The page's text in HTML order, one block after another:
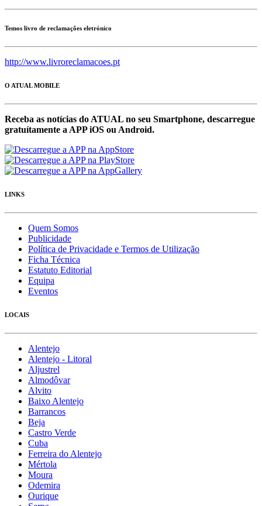
Temos livro de reclamações eletrónico
http://www.livroreclamacoes.pt
O ATUAL MOBILE
Receba as notícias do ATUAL no seu Smartphone, descarregue
gratuítamente a APP iOS ou Android.
LINKS
Quem Somos
Publicidade
Política de Privacidade e Termos de Utilização
Ficha Técnica
Estatuto Editorial
Equipa
Eventos
LOCAIS
Alentejo
Alentejo - Litoral
Aljustrel
Almodôvar
Alvito
Baixo Alentejo
Barrancos
Beja
Castro Verde
Cuba
Ferreira do Alentejo
Mértola
Moura
Odemira
Ourique